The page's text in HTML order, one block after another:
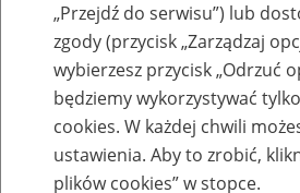
Baza
przekształconych
„Przejdź do serwisu”) lub
zgody (przycisk „Zarządzaj
wybierzesz przycisk „Odrzuć
będziemy wykorzystywać
cookies. W każdej chwili
ustawienia. Aby to zrobić,
plików cookies” w stopce.